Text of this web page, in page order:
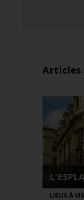
Articles
LIEUX À